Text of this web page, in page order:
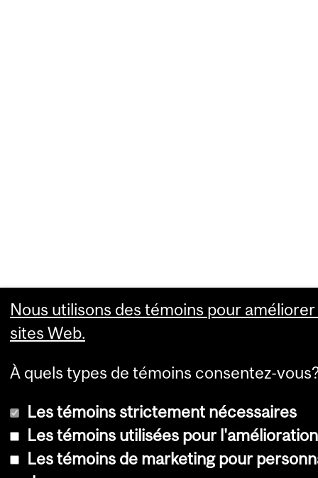
Nous utilisons des témoins pour
sites Web.
À quels types de témoins consentez-
Les témoins strictement nécessaires
Les témoins utilisées pour
Les témoins de marketing pour